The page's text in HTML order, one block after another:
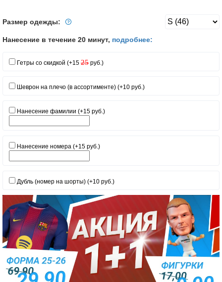
Размер одежды:
Нанесение в течение 20 минут, подробнее:
Гетры со скидкой (+15 25 руб.)
Шеврон на плечо (в ассортименте) (+10 руб.)
Нанесение фамилии (+15 руб.)
Нанесение номера (+15 руб.)
Дубль (номер на шорты) (+10 руб.)